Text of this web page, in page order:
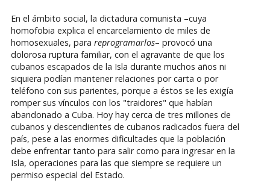
En el ámbito social, la dictadura comunista –cuya
homofobia explica el encarcelamiento de miles de
homosexuales, para reprogramarlos– provocó una
dolorosa ruptura familiar, con el agravante de que los
cubanos escapados de la Isla durante muchos años ni
siquiera podían mantener relaciones por carta o por
teléfono con sus parientes, porque a éstos se les exigía
romper sus vínculos con los "traidores" que habían
abandonado a Cuba. Hoy hay cerca de tres millones de
cubanos y descendientes de cubanos radicados fuera del
país, pese a las enormes dificultades que la población
debe enfrentar tanto para salir como para ingresar en la
Isla, operaciones para las que siempre se requiere un
permiso especial del Estado.